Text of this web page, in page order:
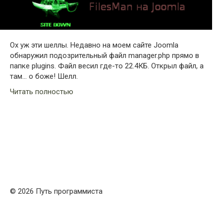
Ох уж эти шеллы. Недавно на моем сайте Joomla
обнаружил подозрительный файл manager.php прямо в
папке plugins. Файл весил где-то 22.4КБ. Открыл файл, а
там… о боже! Шелл.
Читать полностью
© 2026 Путь программиста